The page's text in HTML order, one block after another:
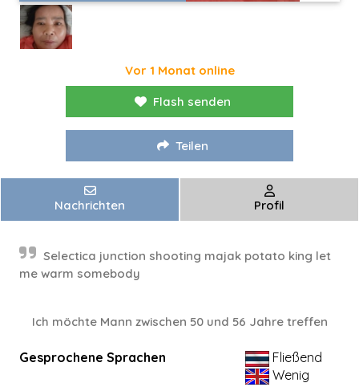
Vor 1 Monat online
Flash senden
Teilen
Nachrichten Profil
Selectica junction shooting majak potato king let
me warm somebody
Ich möchte Mann zwischen 50 und 56 Jahre treffen
Gesprochene Sprachen
Fließend
Wenig